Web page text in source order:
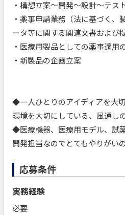
・構想立案～開発～設計～テス
・薬事申請業務（法に基づく、
ータ等に関する関連文書および
・医療用製品としての薬事適用
・新製品の企画立案
◆一人ひとりのアイディアを大
環境を大切にしている、風通し
◆医療機器、医療用モデル、試
開発担当なのでとてもやりがい
応募条件
実務経験
必要